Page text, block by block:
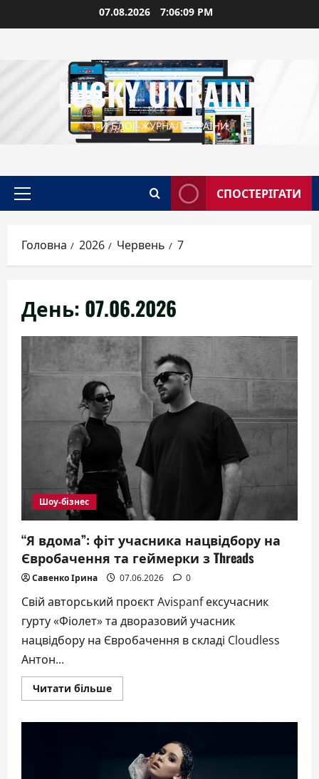
до
07.08.2026 7:06:10 PM
LUCKY UKRAINE
1-Й БЛОГ-ЖУРНАЛ УКРАЇНИ
Головне
СПОСТЕРІГАТИ
Головна 2026 Червень 7
День: 07.06.2026
Шоу-бізнес
“Я вдома”: фіт учасника нацвідбору на
Євробачення та геймерки з Threads
Савенко Ірина 07.06.2026 0
Свій авторський проєкт Avispanf ексучасник
гурту «Фіолет» та дворазовий учасник
нацвідбору на Євробачення в складі Cloudless
Антон...
Читати більшеДокладніше
про
нацвідбору
Євробачення